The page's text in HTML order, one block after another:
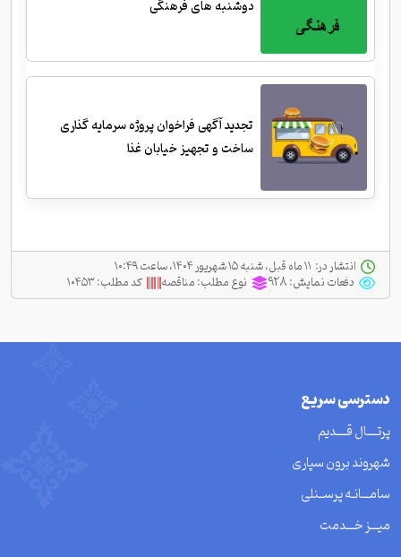
دوشنبه های فرهنگی
تجدید آگهی فراخوان پروژه سرمایه گذاری
ساخت و تجهیز خیابان غذا
انتشار در:
دفعات نمایش:928 نوع مطلب:مناقصه کد مطلب:۱۰۴۵۳
دسترسی سریع
پرتــــال قــــدیم
شهروند برون سپاری
سامـــانـه پرســنلی
میـــز خـــدمت